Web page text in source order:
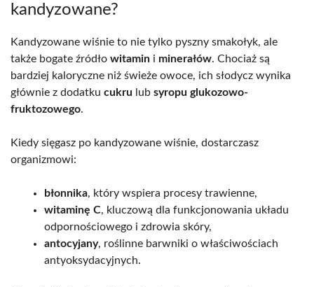
kandyzowane?
Kandyzowane wiśnie to nie tylko pyszny smakołyk, ale
także bogate źródło witamin i minerałów. Chociaż są
bardziej kaloryczne niż świeże owoce, ich słodycz wynika
głównie z dodatku cukru lub syropu glukozowo-
fruktozowego.
Kiedy sięgasz po kandyzowane wiśnie, dostarczasz
organizmowi:
błonnika, który wspiera procesy trawienne,
witaminę C, kluczową dla funkcjonowania układu
odpornościowego i zdrowia skóry,
antocyjany, roślinne barwniki o właściwościach
antyoksydacyjnych.